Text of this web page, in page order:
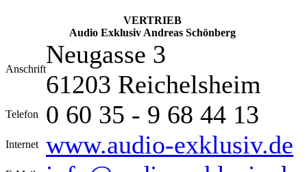
VERTRIEB
Audio Exklusiv Andreas Schönberg
Anschrift
Neugasse 3
61203 Reichelsheim
Telefon 0 60 35 - 9 68 44 13
Internet www.audio-exklusiv.de